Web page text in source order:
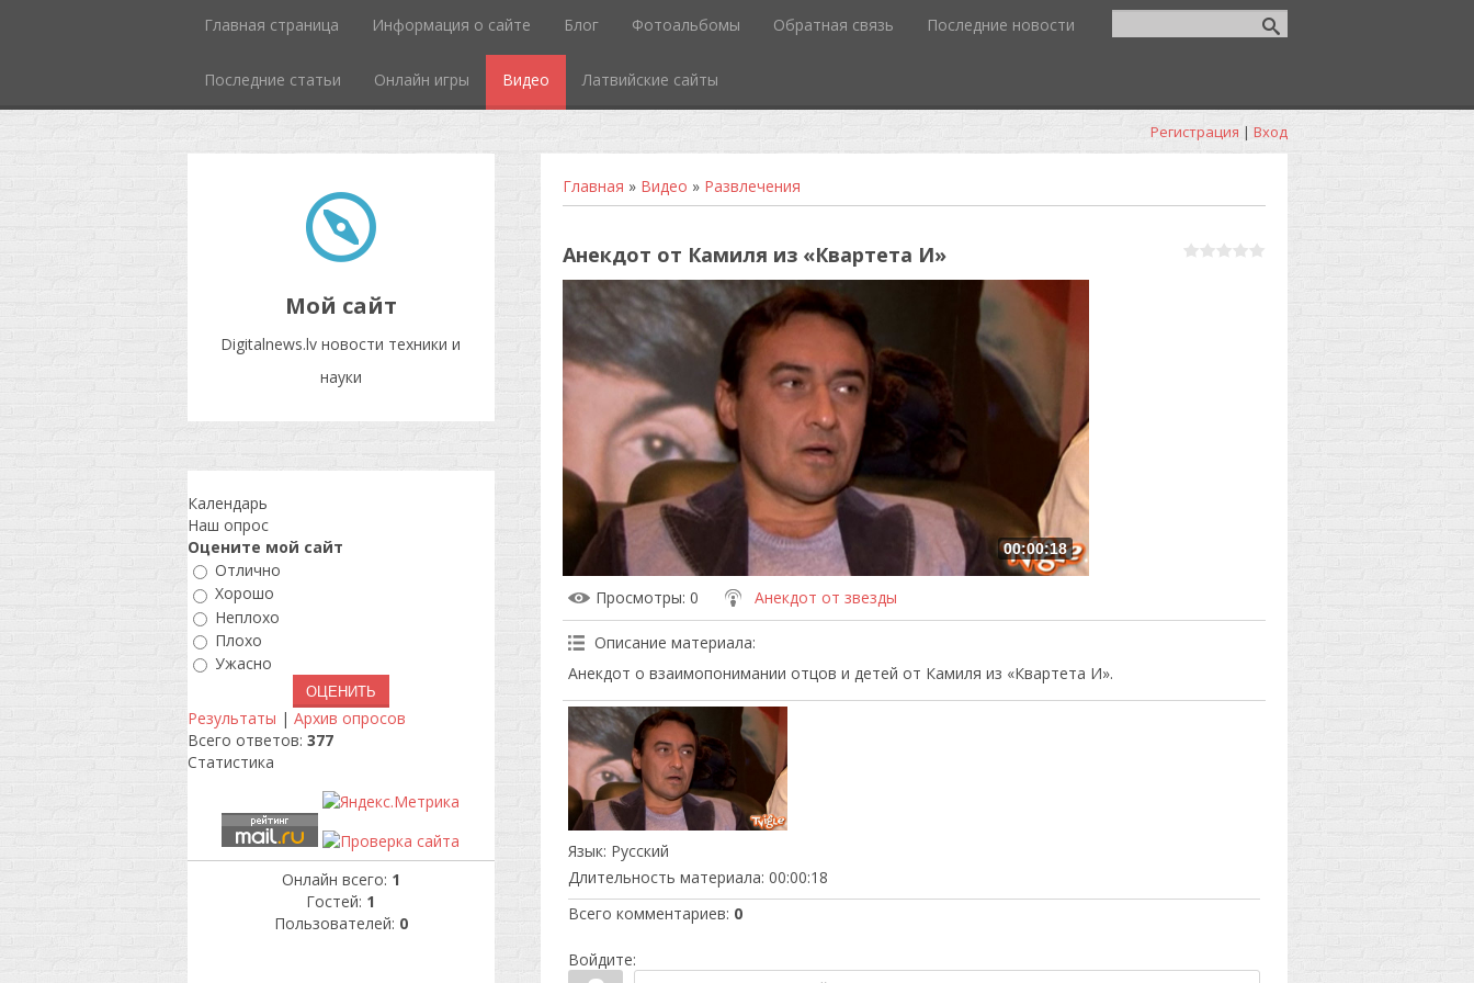
Главная страница Информация о сайте Блог Фотоальбомы Обратная связь Последние новости
Последние статьи Онлайн игры Видео Латвийские сайты
Регистрация | Вход
Мой сайт
Digitalnews.lv новости техники и
науки
Главная » Видео » Развлечения
Анекдот от Камиля из «Квартета И»
00:00:18
Просмотры: 0 Анекдот от звезды
Описание материала:
Анекдот о взаимопонимании отцов и детей от Камиля из «Квартета И».
Язык: Русский
Длительность материала: 00:00:18
Всего комментариев: 0
Войдите:
Календарь
Наш опрос
Оцените мой сайт
Отлично
Хорошо
Неплохо
Плохо
Ужасно
Результаты | Архив опросов
Всего ответов: 377
Статистика
Онлайн всего: 1
Гостей: 1
Пользователей: 0